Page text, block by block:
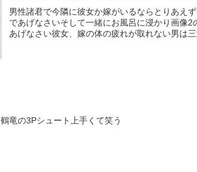
男性諸君で今隣に彼女か嫁がいるならとりあえ
であげなさいそして一緒にお風呂に浸かり画像
あげなさい彼女、嫁の体の疲れが取れない男は
鶴竜の3Pシュート上手くて笑う